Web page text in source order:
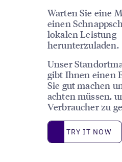
Warten Sie eine
einen
lokalen Leistung
herunterzuladen.
Unser
gibt Ihnen einen
Sie gut machen
achten müssen,
Verbraucher zu
Try it nowTRY IT NOW